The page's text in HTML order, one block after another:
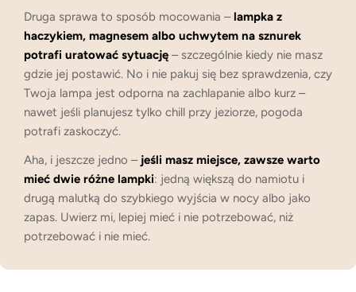
Druga sprawa to sposób mocowania –lampka z
haczykiem, magnesem albo uchwytem na sznurek
potrafi uratować sytuację – szczególnie kiedy nie masz
gdzie jej postawić. No i nie pakuj się bez sprawdzenia, czy
Twoja lampa jest odporna na zachlapanie albo kurz –
nawet jeśli planujesz tylko chill przy jeziorze, pogoda
potrafi zaskoczyć.
Aha, i jeszcze jedno – jeśli masz miejsce, zawsze warto
mieć dwie różne lampki: jedną większą do namiotu i
drugą malutką do szybkiego wyjścia w nocy albo jako
zapas. Uwierz mi, lepiej mieć i nie potrzebować, niż
potrzebować i nie mieć.